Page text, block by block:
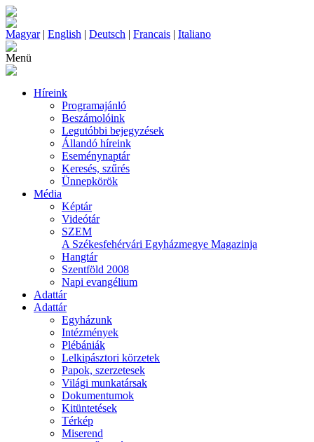
Magyar| English | Deutsch | Francais | Italiano
Menü
Híreink
Programajánló
Beszámolóink
Legutóbbi bejegyzések
Állandó híreink
Eseménynaptár
Keresés, szűrés
Ünnepkörök
Média
Képtár
Videótár
SZEM
A Székesfehérvári Egyházmegye Magazinja
Hangtár
Szentföld 2008
Napi evangélium
Adattár
Adattár
Egyházunk
Intézmények
Plébániák
Lelkipásztori körzetek
Papok, szerzetesek
Világi munkatársak
Dokumentumok
Kitüntetések
Térkép
Miserend